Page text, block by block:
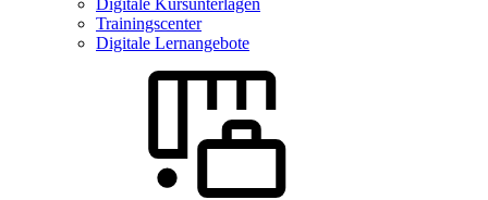
Digitale Kursunterlagen
Trainingscenter
Digitale Lernangebote